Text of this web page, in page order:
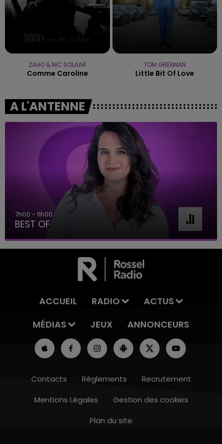
16h00 - 20h00
ZAHO & MC SOLAAR
Comme Caroline
TOM GRENNAN
Little Bit Of Love
A L'ANTENNE
7h00 - 11h00
BEST OF
ACCUEIL RADIO
ACTUS
MÉDIAS
JEUX ANNONCEURS
Contacts Règlements
Recrutement
Mentions Légales
Gestion des cookies
Plan du site